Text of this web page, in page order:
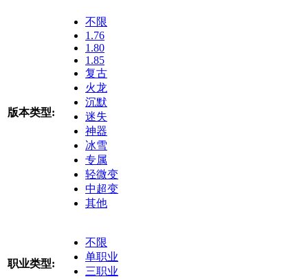
版本类型:
不限
1.76
1.80
1.85
复古
火龙
沉默
迷失
神器
冰雪
专属
轻微变
中超变
其他
职业类型:
不限
单职业
三职业